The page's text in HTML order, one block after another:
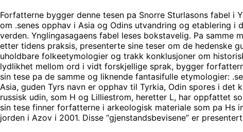
Forfatterne bygger denne tesen pa Snorre Sturlasons fabel i
om .senes opphav i Asia og Odins utvandring og etablering i
verden. Ynglingasagaens fabel leses bokstavelig. Pa samme
etter tidens praksis, presenterte sine teser om de hedenske
uholdbare folkeetymologier og trakk konklusjoner om
lydlikhet mellom ord i vidt forskjellige sprak, bygger
sin tese pa de samme og liknende fantasifulle etymologier:
Asia, guden Tyrs navn er opphav til Tyrkia, Odin spores i det
russisk udin, som H og Lilliestrom, heretter L, har oppfattet
sin tese finner forfatterne i arkeologisk materiale som pa Hs
jorden i Azov i 2001. Disse “gjenstandsbevisene” er